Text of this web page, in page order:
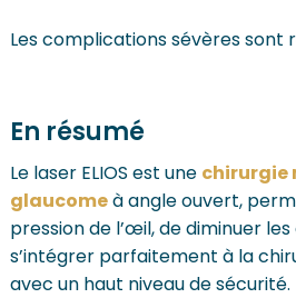
Les complications sévères sont
En résumé
Le laser ELIOS est une chirurgie
glaucomeà angle ouvert,
pression de l’œil, de diminuer
s’intégrer parfaitement à la
avec un haut niveau de sécurité.